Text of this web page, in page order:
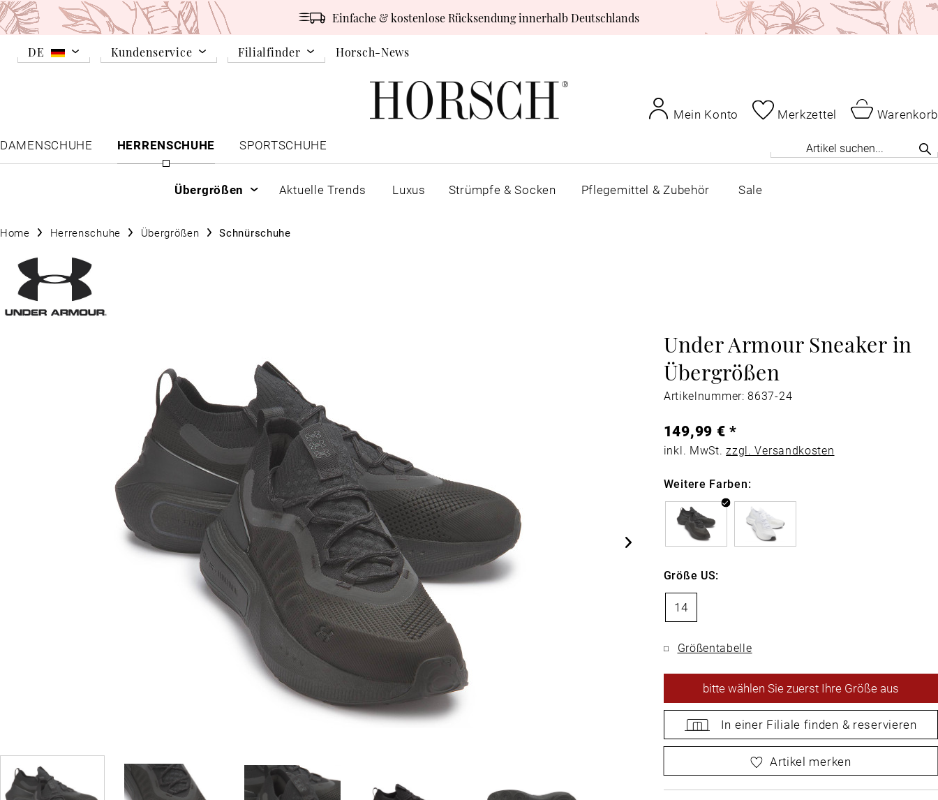
Einfache & kostenlose Rücksendung innerhalb Deutschlands
DE Kundenservice Filialfinder Horsch-News
Mein Konto Merkzettel
Warenkorb
DAMENSCHUHE
HERRENSCHUHE SPORTSCHUHE
Übergrößen Aktuelle Trends Luxus Strümpfe & Socken Pflegemittel & Zubehör Sale
Home Herrenschuhe Übergrößen Schnürschuhe
Under Armour Sneaker in
Übergrößen
Artikelnummer: 8637-24
149,99 € *
inkl. MwSt.zzgl. Versandkosten
Weitere Farben:
Größe US:
14
Größentabelle
bittewählen Sie zuerst Ihre Größe aus
In einer Filiale finden & reservieren
wählen Sie zuerst Ihre Größe aus
Artikel merken